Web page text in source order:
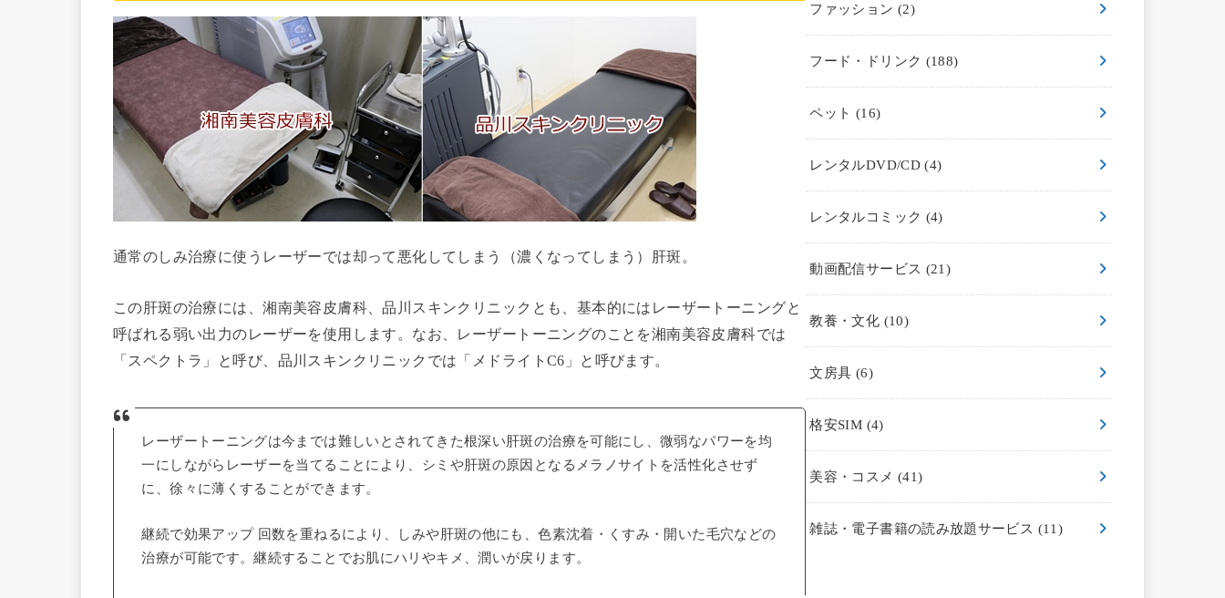
通常のしみ治療に使うレーザーでは却って悪化してしまう（濃くなってしまう）肝斑。
この肝斑の治療には、湘南美容皮膚科、品川スキンクリニックとも、基本的にはレーザートーニングと
呼ばれる弱い出力のレーザーを使用します。なお、レーザートーニングのことを湘南美容皮膚科では
「スペクトラ」と呼び、品川スキンクリニックでは「メドライトC6」と呼びます。
レーザートーニングは今までは難しいとされてきた根深い肝斑の治療を可能にし、微弱なパワーを均
一にしながらレーザーを当てることにより、シミや肝斑の原因となるメラノサイトを活性化させず
に、徐々に薄くすることができます。
継続で効果アップ 回数を重ねるにより、しみや肝斑の他にも、色素沈着・くすみ・開いた毛穴などの
治療が可能です。継続することでお肌にハリやキメ、潤いが戻ります。
ファッション (2)
フード・ドリンク (188)
ペット (16)
レンタルDVD/CD(4)
レンタルコミック (4)
動画配信サービス (21)
教養・文化 (10)
文房具 (6)
格安SIM (4)
美容・コスメ (41)
雑誌・電子書籍の読み放題サービス (11)